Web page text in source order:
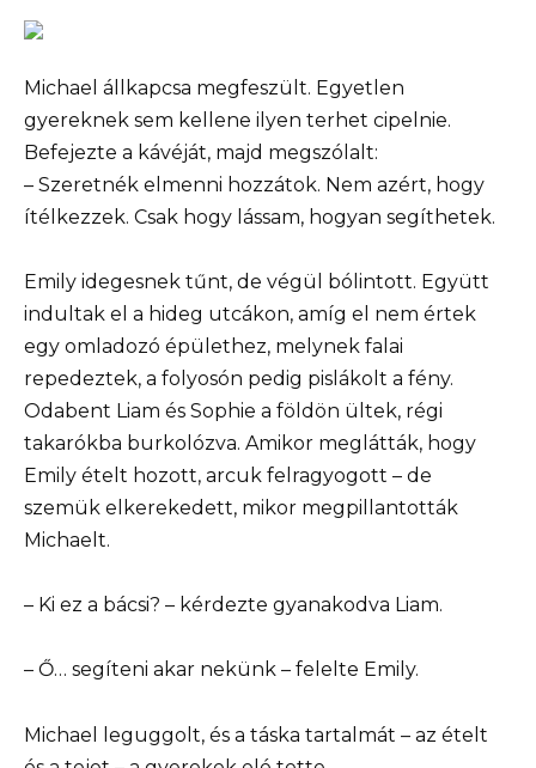
Michael állkapcsa megfeszült. Egyetlen
gyereknek sem kellene ilyen terhet cipelnie.
Befejezte a kávéját, majd megszólalt:
– Szeretnék elmenni hozzátok. Nem azért, hogy
ítélkezzek. Csak hogy lássam, hogyan segíthetek.
Emily idegesnek tűnt, de végül bólintott. Együtt
indultak el a hideg utcákon, amíg el nem értek
egy omladozó épülethez, melynek falai
repedeztek, a folyosón pedig pislákolt a fény.
Odabent Liam és Sophie a földön ültek, régi
takarókba burkolózva. Amikor meglátták, hogy
Emily ételt hozott, arcuk felragyogott – de
szemük elkerekedett, mikor megpillantották
Michaelt.
– Ki ez a bácsi? – kérdezte gyanakodva Liam.
– Ő… segíteni akar nekünk – felelte Emily.
Michael leguggolt, és a táska tartalmát – az ételt